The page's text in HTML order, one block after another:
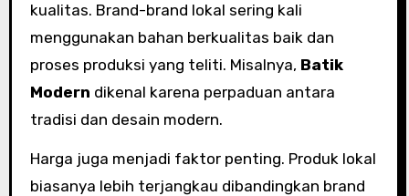
kualitas. Brand-brand lokal sering kali
menggunakan bahan berkualitas baik dan
proses produksi yang teliti. Misalnya, Batik
Modern dikenal karena perpaduan antara
tradisi dan desain modern.
Harga juga menjadi faktor penting. Produk lokal
biasanya lebih terjangkau dibandingkan brand